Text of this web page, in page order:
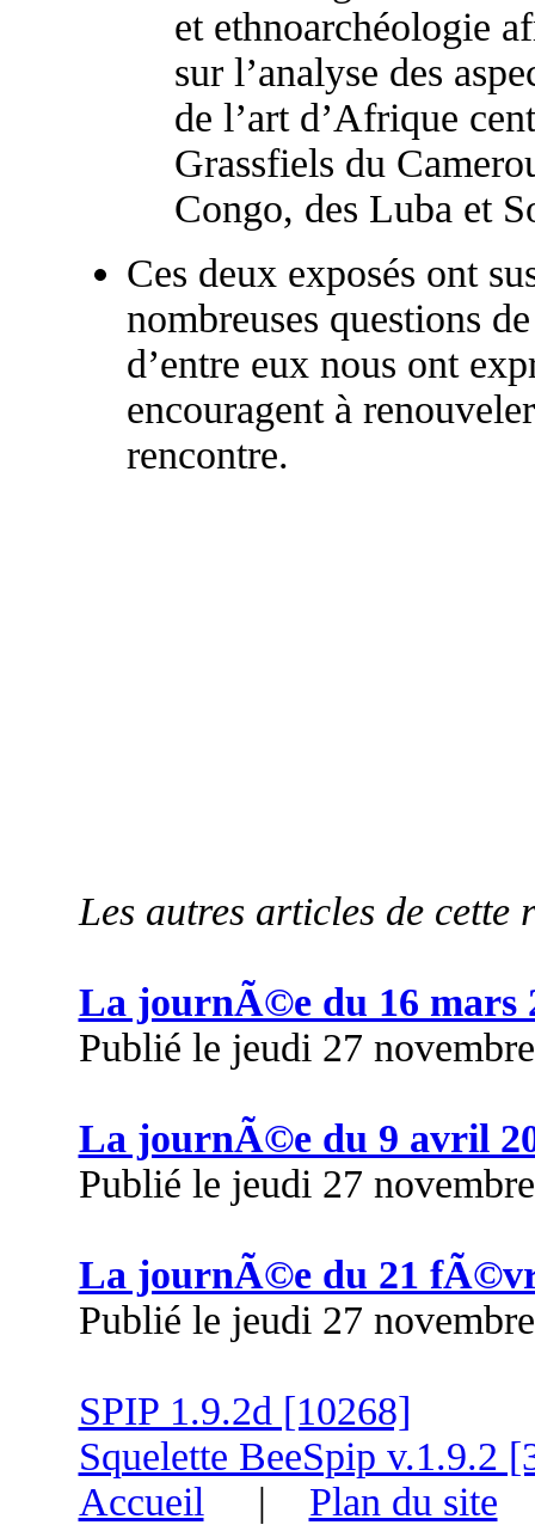
et ethnoarchéologie
sur l’analyse des
de l’art d’Afrique
Grassfiels du
Congo, des Luba et
Ces deux exposés ont
nombreuses questions
d’entre eux nous ont
encouragent à
rencontre.
Les autres articles de cette
La journÃ©e du 16 mars
Publié le jeudi 27
La journÃ©e du 9 avril
Publié le jeudi 27
La journÃ©e du 21
Publié le jeudi 27
SPIP 1.9.2d [10268]
Squelette BeeSpip v.1.9.2
Accueil | Plan du site